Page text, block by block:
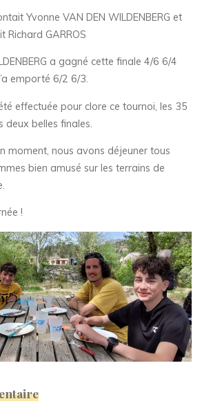
Yvonne VAN DEN WILDENBERG et
Richard GARROS
a gagné cette finale 4/6 6/4
emporté 6/2 6/3.
effectuée pour clore ce tournoi, les 35
deux belles finales.
moment, nous avons déjeuner tous
bien amusé sur les terrains de
!